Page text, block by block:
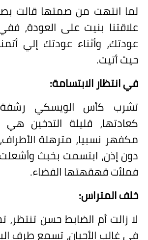
لما انتهت من صمتها قالت
علاقتنا بنيت على العودة،
عودتك، وأثناء عودتك إلي
حيث أتيت.
في انتظار الابتسامة:
تشرب كأس الويسكي
كعادتها، قليلة التدخين هي
مكفهر نسبيا، مترهلة
دون إذن، ابتسمت بخبث
فملأت قهقهتها الفضاء.
خلف المتراس:
لا زالت أم الضابط حسن تنتظر،
في غالب الأحيان، تسمع طرف